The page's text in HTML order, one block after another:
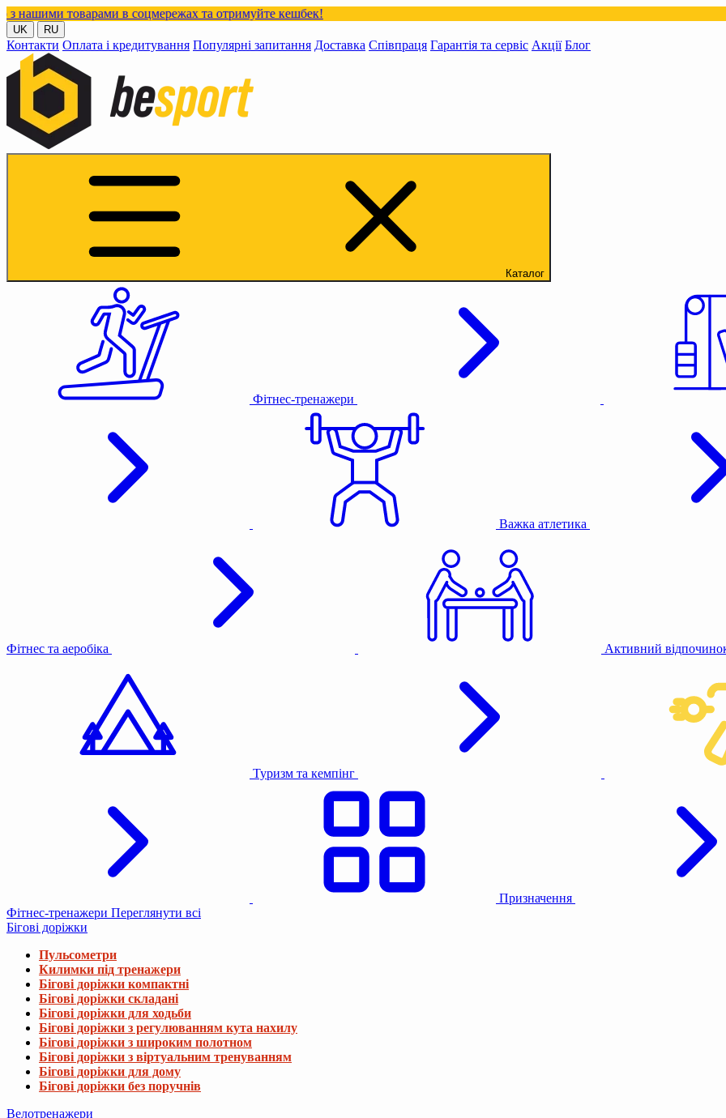
товарами в соцмережах та отримуйте кешбек!
UK RU
Контакти Оплата і кредитування Популярні запитання Доставка Співпраця Гарантія та сервіс Акції Блог
Каталог
Фітнес-тренажери
Важка атлетика
Фітнес та аеробіка Активний
Туризм та кемпінг
Призначення
Фітнес-тренажери Переглянути всі
Бігові доріжки
Пульсометри
Килимки під тренажери
Бігові доріжки компактні
Бігові доріжки складані
Бігові доріжки для ходьби
Бігові доріжки з регулюванням кута нахилу
Бігові доріжки з широким полотном
Бігові доріжки з віртуальним тренуванням
Бігові доріжки для дому
Бігові доріжки без поручнів
Велотренажери